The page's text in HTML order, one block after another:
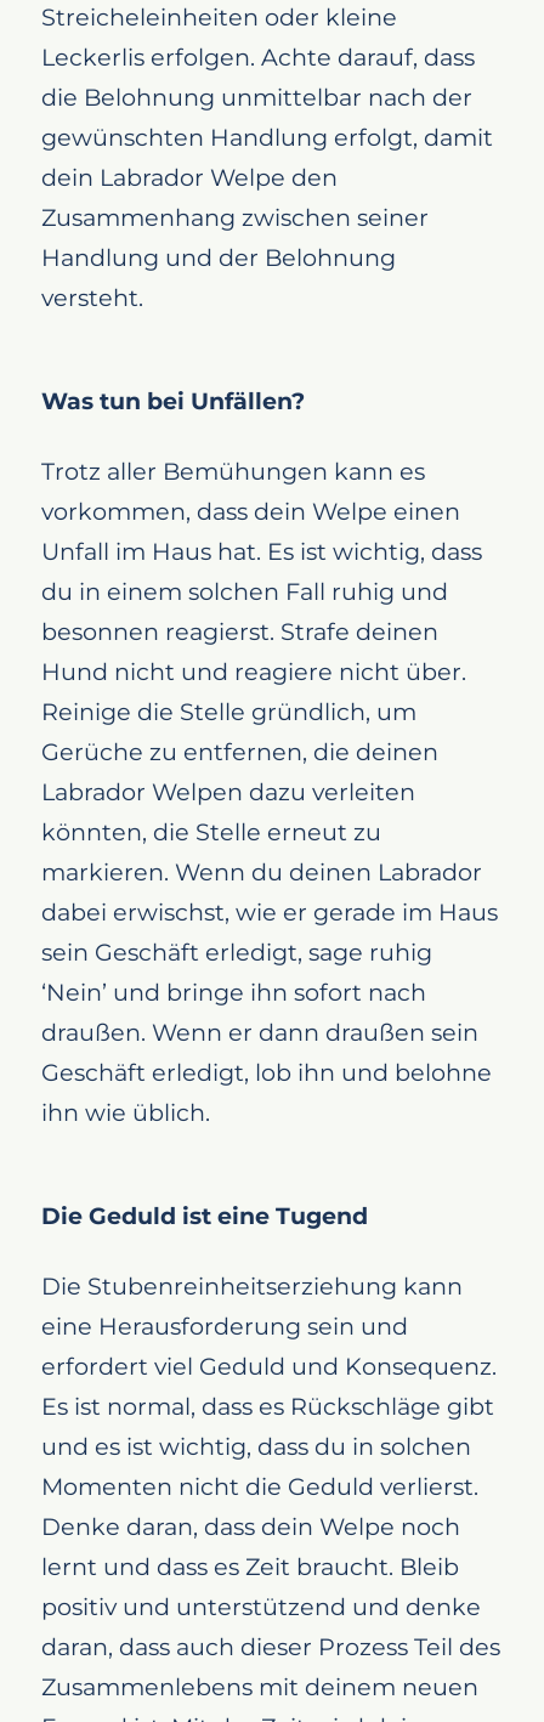
Streicheleinheiten oder kleine
Leckerlis erfolgen. Achte darauf, dass
die Belohnung unmittelbar nach der
gewünschten Handlung erfolgt, damit
dein Labrador Welpe den
Zusammenhang zwischen seiner
Handlung und der Belohnung
versteht.
Was tun bei Unfällen?
Trotz aller Bemühungen kann es
vorkommen, dass dein Welpe einen
Unfall im Haus hat. Es ist wichtig, dass
du in einem solchen Fall ruhig und
besonnen reagierst. Strafe deinen
Hund nicht und reagiere nicht über.
Reinige die Stelle gründlich, um
Gerüche zu entfernen, die deinen
Labrador Welpen dazu verleiten
könnten, die Stelle erneut zu
markieren. Wenn du deinen Labrador
dabei erwischst, wie er gerade im Haus
sein Geschäft erledigt, sage ruhig
‘Nein’ und bringe ihn sofort nach
draußen. Wenn er dann draußen sein
Geschäft erledigt, lob ihn und belohne
ihn wie üblich.
Die Geduld ist eine Tugend
Die Stubenreinheitserziehung kann
eine Herausforderung sein und
erfordert viel Geduld und Konsequenz.
Es ist normal, dass es Rückschläge gibt
und es ist wichtig, dass du in solchen
Momenten nicht die Geduld verlierst.
Denke daran, dass dein Welpe noch
lernt und dass es Zeit braucht. Bleib
positiv und unterstützend und denke
daran, dass auch dieser Prozess Teil des
Zusammenlebens mit deinem neuen